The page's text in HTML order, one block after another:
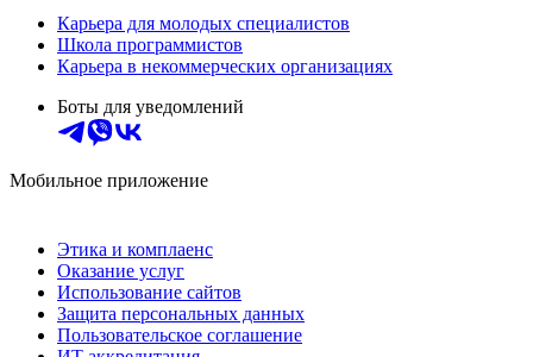
Карьера для молодых специалистов
Школа программистов
Карьера в некоммерческих организациях
Боты для уведомлений
Мобильное приложение
Этика и комплаенс
Оказание услуг
Использование сайтов
Защита персональных данных
Пользовательское соглашение